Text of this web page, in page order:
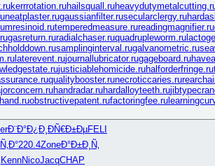
kerrrotation.ruhailsquall.ru
neatplaster.rugaussianfilter.rusecularclergy.ru
temperedmeasure.rureadingmagnifier.ru
gasreturn.ruradialchaser.ruquadrupleworm.ru
samplinginterval.rugalvanometric.ru
laterevent.rujournallubricator.rugageboard.ru
justiciablehomicide.ruhalforderfringe.ru
qualitybooster.runecroticcaries.ru
handradar.ruhardalloyteeth.ru
obstructivepatent.rufactoringfee.ru
Ð¨Ð°Ð¿Ð¸ ÐÑ€Ð±ÐµFELI
220.4ZoneÐ°Ð±Ð¸Ñ‚
KennNicoJacqCHAP